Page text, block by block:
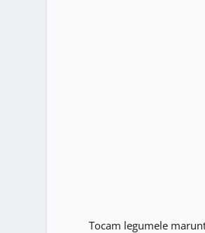
Tocam legumele